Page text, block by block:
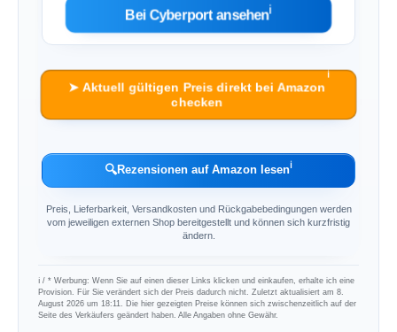
Bei Cyberport ansehenℹ︎
➤ Aktuell gültigen Preis direkt bei Amazon
checken
ℹ︎
🔍Rezensionen auf Amazon lesenℹ︎
Preis, Lieferbarkeit, Versandkosten und Rückgabebedingungen werden
vom jeweiligen externen Shop bereitgestellt und können sich kurzfristig
ändern.
ℹ︎ / * Werbung: Wenn Sie auf einen dieser Links klicken und einkaufen, erhalte ich eine
Provision. Für Sie verändert sich der Preis dadurch nicht. Zuletzt aktualisiert am 8.
August 2026 um 18:11. Die hier gezeigten Preise können sich zwischenzeitlich auf der
Seite des Verkäufers geändert haben. Alle Angaben ohne Gewähr.